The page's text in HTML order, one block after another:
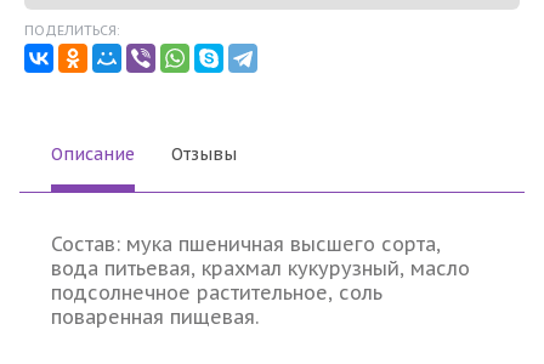
ПОДЕЛИТЬСЯ:
Описание Отзывы
Состав: мука пшеничная высшего сорта,
вода питьевая, крахмал кукурузный, масло
подсолнечное растительное, соль
поваренная пищевая.